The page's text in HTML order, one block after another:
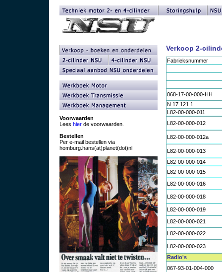
Voorwaarden
Lees hier de voorwaarden.
Bestellen
Per e-mail bestellen via
homburg.hans(at)planet(dot)nl
Verkoop 2-
Fabrieksnummer
068-17-00-000-HH
N 17 121 1
L82-00-000-011
L82-00-000-012
L82-00-000-012a
L82-00-000-013
L82-00-000-014
L82-00-000-015
L82-00-000-016
L82-00-000-018
L82-00-000-019
L82-00-000-021
L82-00-000-022
L82-00-000-023
Radio's
067-93-01-004-000